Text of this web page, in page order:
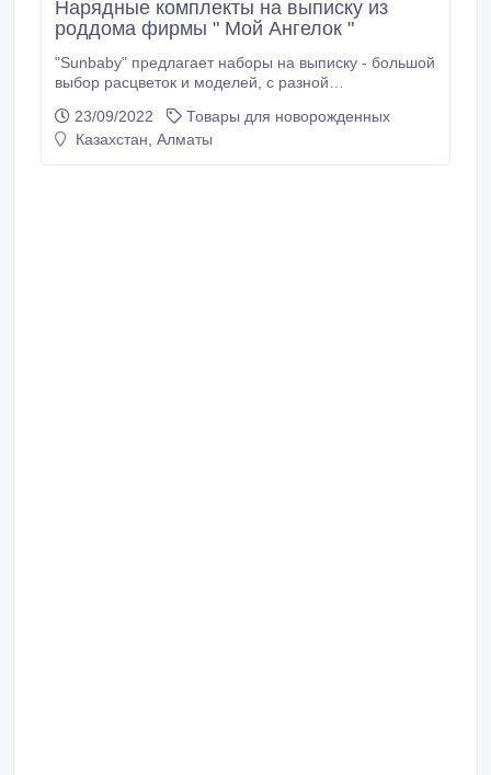
Нарядные комплекты на выписку из
роддома фирмы " Мой Ангелок "
"Sunbaby" предлагает наборы на выписку - большой
выбор расцветок и моделей, с разной
Отличного качества -100% х/б. Все можно
посмотреть на сайте
23/09/2022
Товары для новорожденных
Казахстан, Алматы